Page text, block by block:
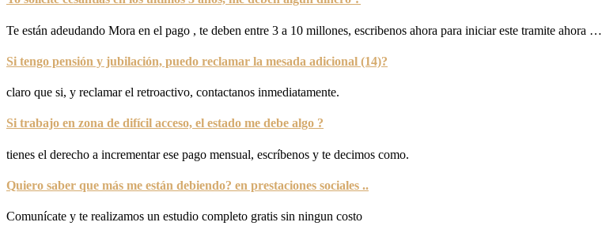
Te están adeudando Mora en el pago , te deben entre 3 a 10 millones, escribenos ahora para iniciar este tramite ahora …
Si tengo pensión y jubilación, puedo reclamar la mesada adicional (14)?
claro que si, y reclamar el retroactivo, contactanos inmediatamente.
Si trabajo en zona de difícil acceso, el estado me debe algo ?
tienes el derecho a incrementar ese pago mensual, escríbenos y te decimos como.
Quiero saber que más me están debiendo? en prestaciones sociales ..
Comunícate y te realizamos un estudio completo gratis sin ningun costo